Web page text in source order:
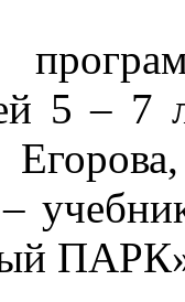
5 –
–